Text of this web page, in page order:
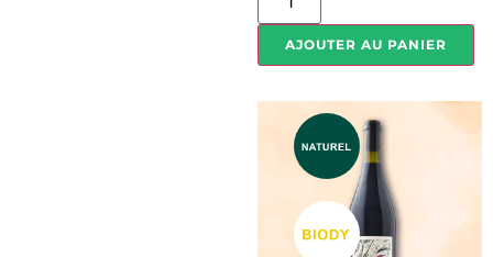
AJOUTER AU PANIER